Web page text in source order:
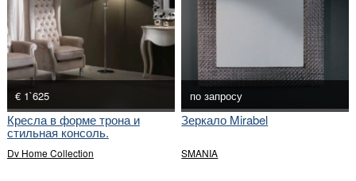
€ 1`625
Кресла в форме трона и
стильная консоль.
Dv Home Collection
по запросу
Зеркало Mirabel
SMANIA